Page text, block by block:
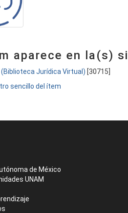
aparece en la(s)
Jurídica Virtual) [30715]
sencillo del ítem
de México
UNAM